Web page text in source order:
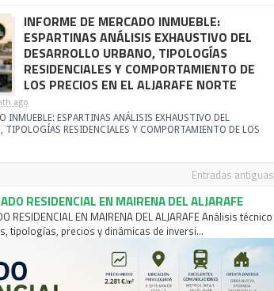
INFORME DE MERCADO INMUEBLE:
ESPARTINAS ANÁLISIS EXHAUSTIVO DEL
DESARROLLO URBANO, TIPOLOGÍAS
RESIDENCIALES Y COMPORTAMIENTO DE
LOS PRECIOS EN EL ALJARAFE NORTE
ago
INMUEBLE: ESPARTINAS ANÁLISIS EXHAUSTIVO DEL
TIPOLOGÍAS RESIDENCIALES Y COMPORTAMIENTO DE LOS
Entradas antiguas
RESIDENCIAL EN MAIRENA DEL ALJARAFE
RESIDENCIAL EN MAIRENA DEL ALJARAFE Análisis técnico
tipologías, precios y dinámicas de inversi...